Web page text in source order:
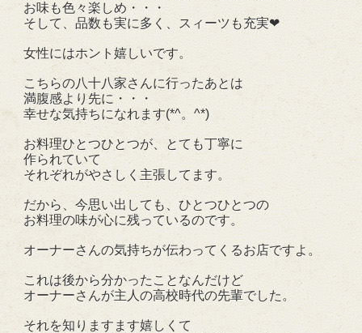
お味も色々楽しめ・・・
そして、品数も実に多く、スィーツも充実❤
女性にはホント嬉しいです。
こちらの八十八家さんに行ったあとは
満腹感より先に・・・
幸せな気持ちになれます(*^。^*)
お料理ひとつひとつが、とても丁寧に
作られていて
それぞれがやさしく主張してます。
だから、今思い出しても、ひとつひとつの
お料理の味が心に残っているのです。
オーナーさんの気持ちが伝わってくるお店ですよ。
これは後から分かったことなんだけど
オーナーさんが主人の高校時代の先輩でした。
それを知りますます嬉しくて